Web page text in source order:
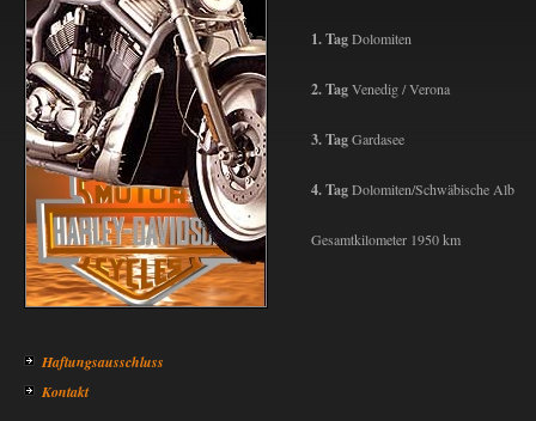
Haftungsausschluss
Kontakt
1. TagDolomiten
2. TagVenedig / Verona
3. TagGardasee
4. TagDolomiten/Schwäbische Alb
Gesamtkilometer 1950 km